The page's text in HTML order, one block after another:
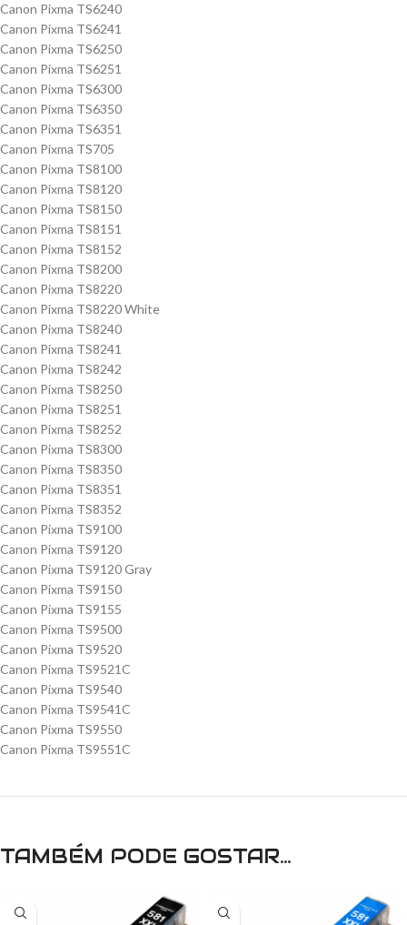
Canon Pixma TS6240
Canon Pixma TS6241
Canon Pixma TS6250
Canon Pixma TS6251
Canon Pixma TS6300
Canon Pixma TS6350
Canon Pixma TS6351
Canon Pixma TS705
Canon Pixma TS8100
Canon Pixma TS8120
Canon Pixma TS8150
Canon Pixma TS8151
Canon Pixma TS8152
Canon Pixma TS8200
Canon Pixma TS8220
Canon Pixma TS8220 White
Canon Pixma TS8240
Canon Pixma TS8241
Canon Pixma TS8242
Canon Pixma TS8250
Canon Pixma TS8251
Canon Pixma TS8252
Canon Pixma TS8300
Canon Pixma TS8350
Canon Pixma TS8351
Canon Pixma TS8352
Canon Pixma TS9100
Canon Pixma TS9120
Canon Pixma TS9120 Gray
Canon Pixma TS9150
Canon Pixma TS9155
Canon Pixma TS9500
Canon Pixma TS9520
Canon Pixma TS9521C
Canon Pixma TS9540
Canon Pixma TS9541C
Canon Pixma TS9550
Canon Pixma TS9551C
TAMBÉM PODE GOSTAR…